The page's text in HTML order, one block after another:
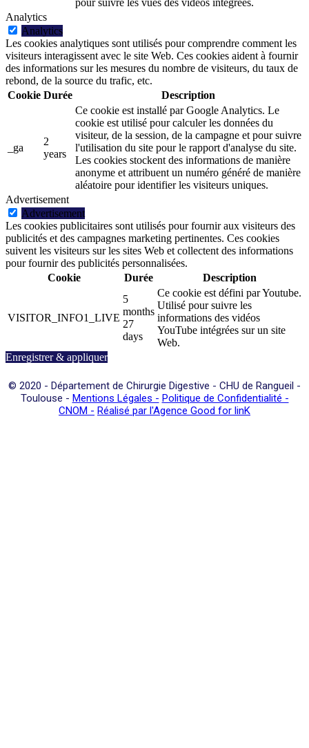
pour suivre les vues des vidéos intégrées.
Analytics
Analytics
Les cookies analytiques sont utilisés pour comprendre comment les
visiteurs interagissent avec le site Web. Ces cookies aident à fournir
des informations sur les mesures du nombre de visiteurs, du taux de
rebond, de la source du trafic, etc.
Cookie Durée Description
_ga
2
years
Ce cookie est installé par Google Analytics. Le
cookie est utilisé pour calculer les données du
visiteur, de la session, de la campagne et pour suivre
l'utilisation du site pour le rapport d'analyse du site.
Les cookies stockent des informations de manière
anonyme et attribuent un numéro généré de manière
aléatoire pour identifier les visiteurs uniques.
Advertisement
Advertisement
Les cookies publicitaires sont utilisés pour fournir aux visiteurs des
publicités et des campagnes marketing pertinentes. Ces cookies
suivent les visiteurs sur les sites Web et collectent des informations
pour fournir des publicités personnalisées.
Cookie
Durée Description
VISITOR_INFO1_LIVE
5
months
27
days
Ce cookie est défini par Youtube.
Utilisé pour suivre les
informations des vidéos
YouTube intégrées sur un site
Web.
Enregistrer & appliquer
© 2020 - Département de Chirurgie Digestive - CHU de Rangueil -
Toulouse - Mentions Légales - Politique de Confidentialité -
CNOM - Réalisé par l'Agence Good for linK